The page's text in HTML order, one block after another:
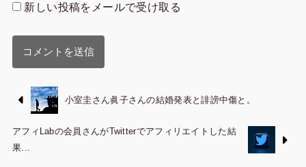
新しい投稿をメールで受け取る
小室圭さん眞子さんの結婚発表と誹謗中傷と。
アフィLabの会員さんがTwitterでアフィリエイトした結
果...